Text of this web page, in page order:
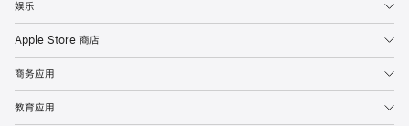
娱乐
Apple Store 商店
商务应用
教育应用